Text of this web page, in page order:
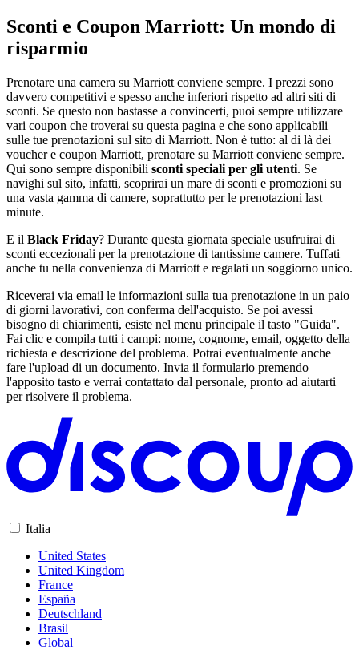
Sconti e Coupon Marriott: Un mondo di
risparmio
Prenotare una camera su Marriott conviene sempre. I prezzi sono
davvero competitivi e spesso anche inferiori rispetto ad altri siti di
sconti. Se questo non bastasse a convincerti, puoi sempre utilizzare
vari coupon che troverai su questa pagina e che sono applicabili
sulle tue prenotazioni sul sito di Marriott. Non è tutto: al di là dei
voucher e coupon Marriott, prenotare su Marriott conviene sempre.
Qui sono sempre disponibili sconti speciali per gli utenti. Se
navighi sul sito, infatti, scoprirai un mare di sconti e promozioni su
una vasta gamma di camere, soprattutto per le prenotazioni last
minute.
E il Black Friday? Durante questa giornata speciale usufruirai di
sconti eccezionali per la prenotazione di tantissime camere. Tuffati
anche tu nella convenienza di Marriott e regalati un soggiorno unico.
Riceverai via email le informazioni sulla tua prenotazione in un paio
di giorni lavorativi, con conferma dell'acquisto. Se poi avessi
bisogno di chiarimenti, esiste nel menu principale il tasto "Guida".
Fai clic e compila tutti i campi: nome, cognome, email, oggetto della
richiesta e descrizione del problema. Potrai eventualmente anche
fare l'upload di un documento. Invia il formulario premendo
l'apposito tasto e verrai contattato dal personale, pronto ad aiutarti
per risolvere il problema.
Italia
United States
United Kingdom
France
España
Deutschland
Brasil
Global